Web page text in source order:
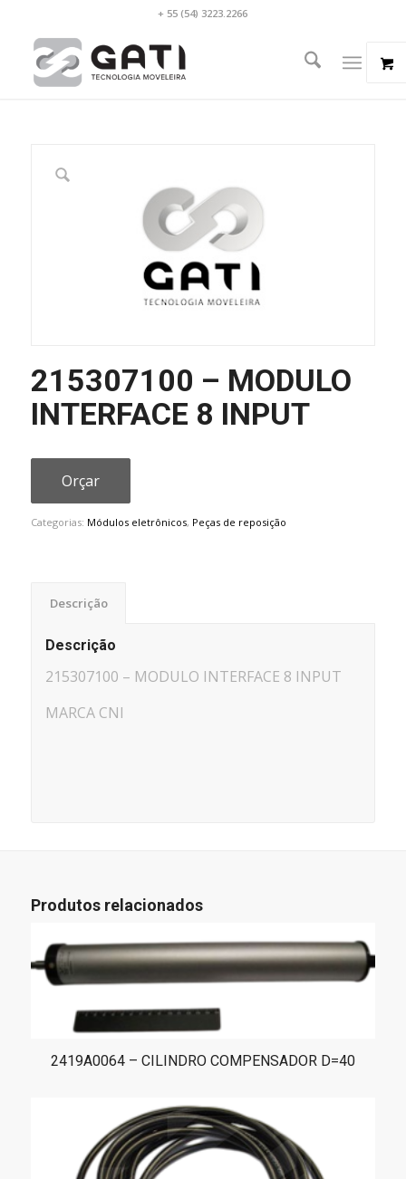
+ 55 (54) 3223.2266
215307100 – MODULO
INTERFACE 8 INPUT
Orçar
Categorias: Módulos eletrônicos, Peças de reposição
Descrição
Descrição
215307100 – MODULO INTERFACE 8 INPUT
MARCA CNI
Produtos relacionados
2419A0064 – CILINDRO COMPENSADOR D=40